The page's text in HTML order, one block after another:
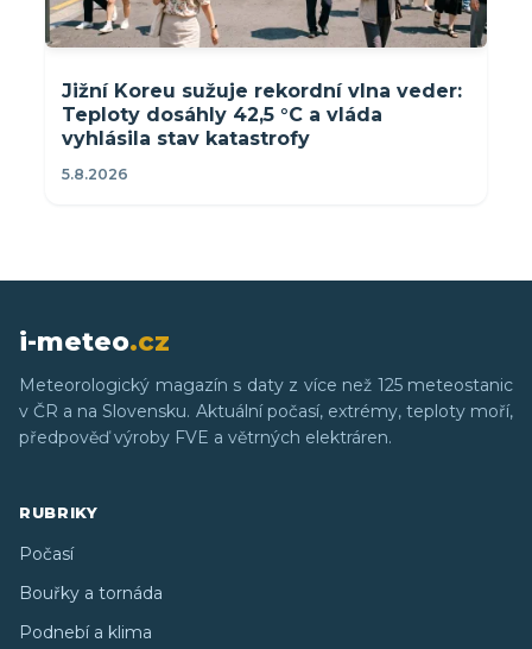
Jižní Koreu sužuje rekordní vlna veder:
Teploty dosáhly 42,5 °C a vláda
vyhlásila stav katastrofy
5.8.2026
i-meteo.cz
Meteorologický magazín s daty z více než 125 meteostanic
v ČR a na Slovensku. Aktuální počasí, extrémy, teploty moří,
předpověď výroby FVE a větrných elektráren.
RUBRIKY
Počasí
Bouřky a tornáda
Podnebí a klima